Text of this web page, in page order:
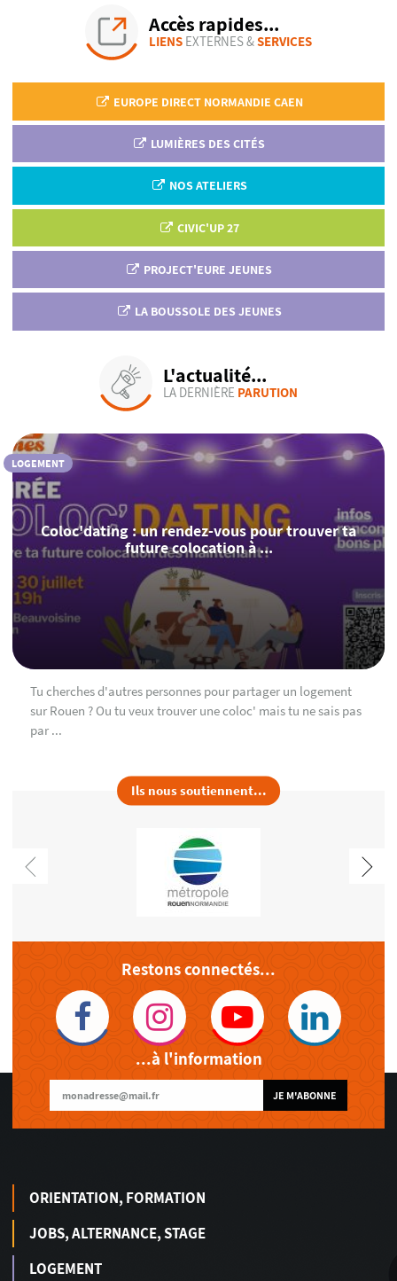
Accès rapides...
LIENSEXTERNES &SERVICES
EUROPE DIRECT NORMANDIE CAEN
LUMIÈRES DES CITÉS
NOS ATELIERS
CIVIC'UP 27
PROJECT'EURE JEUNES
LA BOUSSOLE DES JEUNES
L'actualité...
LA DERNIÈRE PARUTION
LOGEMENT
Coloc'dating : un rendez-vous pour trouver ta
future colocation à ...
Tu cherches d'autres personnes pour partager un logement
sur Rouen ? Ou tu veux trouver une coloc' mais tu ne sais pas
par ...
Ils nous soutiennent...
Restons connectés...
...à l'information
JE M'ABONNE
ORIENTATION, FORMATION
JOBS, ALTERNANCE, STAGE
LOGEMENT